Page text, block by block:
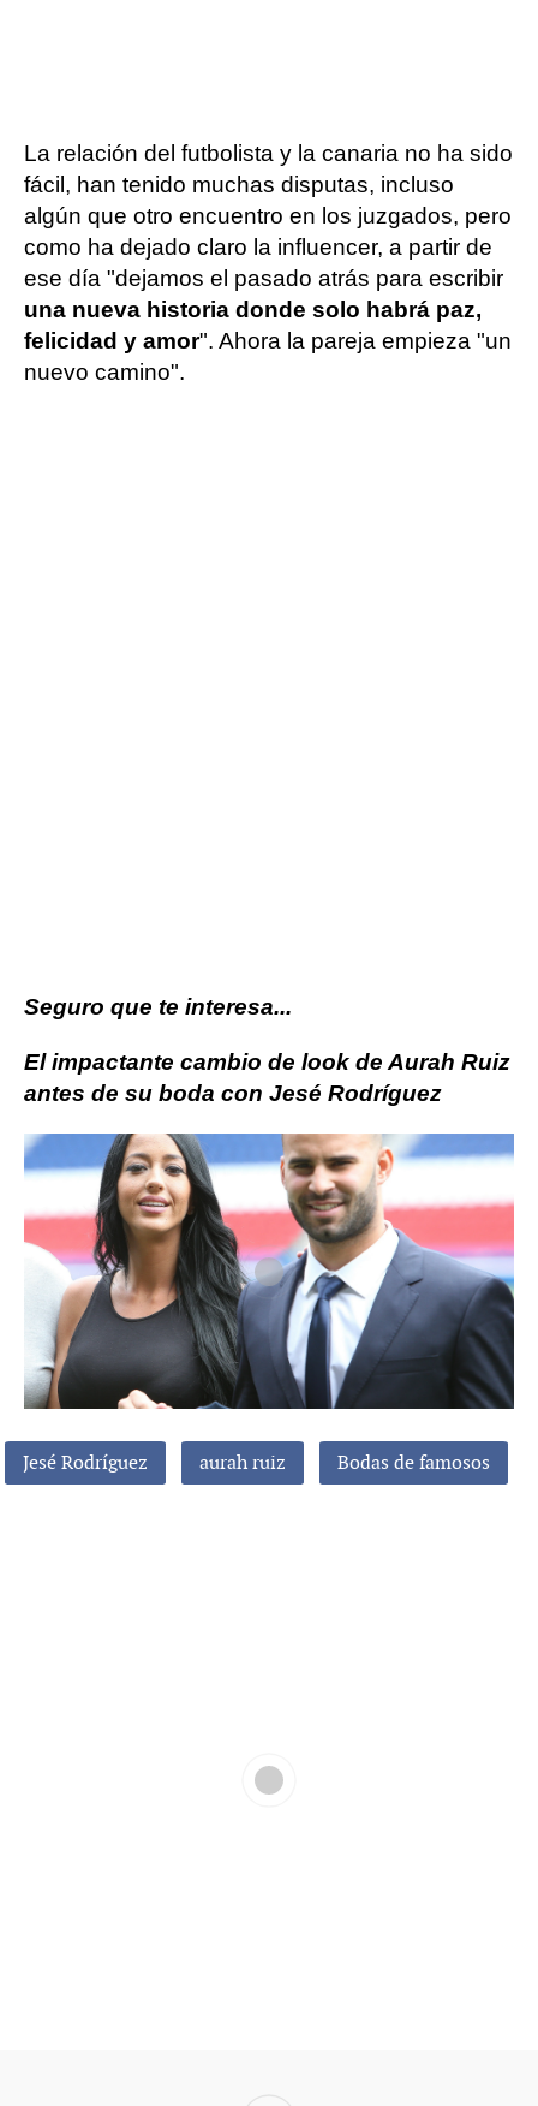
La relación del futbolista y la canaria no ha sido
fácil, han tenido muchas disputas, incluso
algún que otro encuentro en los juzgados, pero
como ha dejado claro la influencer, a partir de
ese día "dejamos el pasado atrás para escribir
una nueva historia donde solo habrá paz,
felicidad y amor". Ahora la pareja empieza "un
nuevo camino".
Seguro que te interesa...
El impactante cambio de look de Aurah Ruiz
antes de su boda con Jesé Rodríguez
Jesé Rodríguez aurah ruiz Bodas de famosos